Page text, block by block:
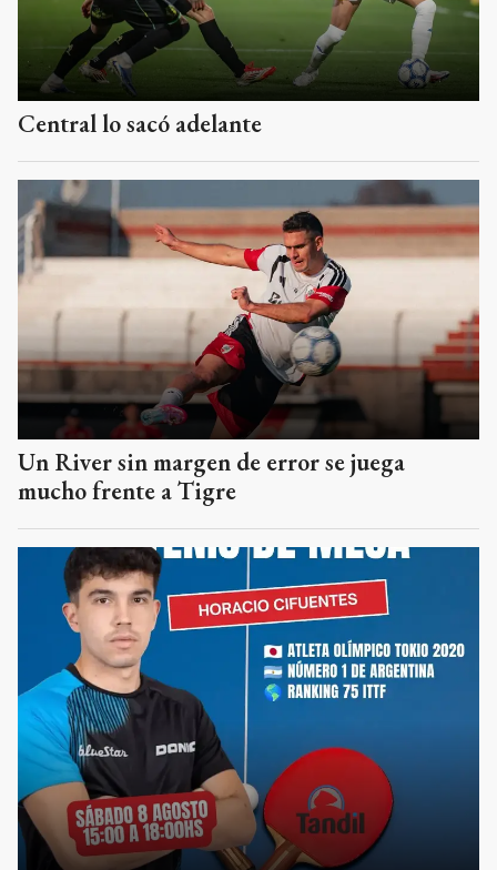
Central lo sacó adelante
Un River sin margen de error se juega
mucho frente a Tigre